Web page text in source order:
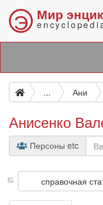
Э Мир
... Ани
Анисенко
Персоны etc
справочная